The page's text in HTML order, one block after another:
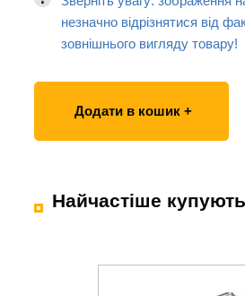
незначно відрізнятися від
зовнішнього вигляду товару!
Додати в кошик +
Найчастіше купують